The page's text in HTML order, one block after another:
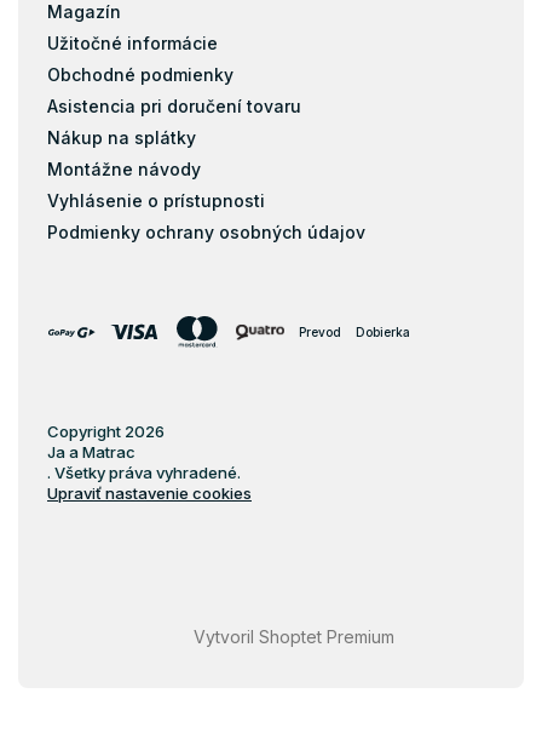
Magazín
Užitočné informácie
Obchodné podmienky
Asistencia pri doručení tovaru
Nákup na splátky
Montážne návody
Vyhlásenie o prístupnosti
Podmienky ochrany osobných údajov
Prevod Dobierka
Vytvoril Shoptet Premium
Copyright 2026
Ja a Matrac
. Všetky práva vyhradené.
Upraviť nastavenie cookies